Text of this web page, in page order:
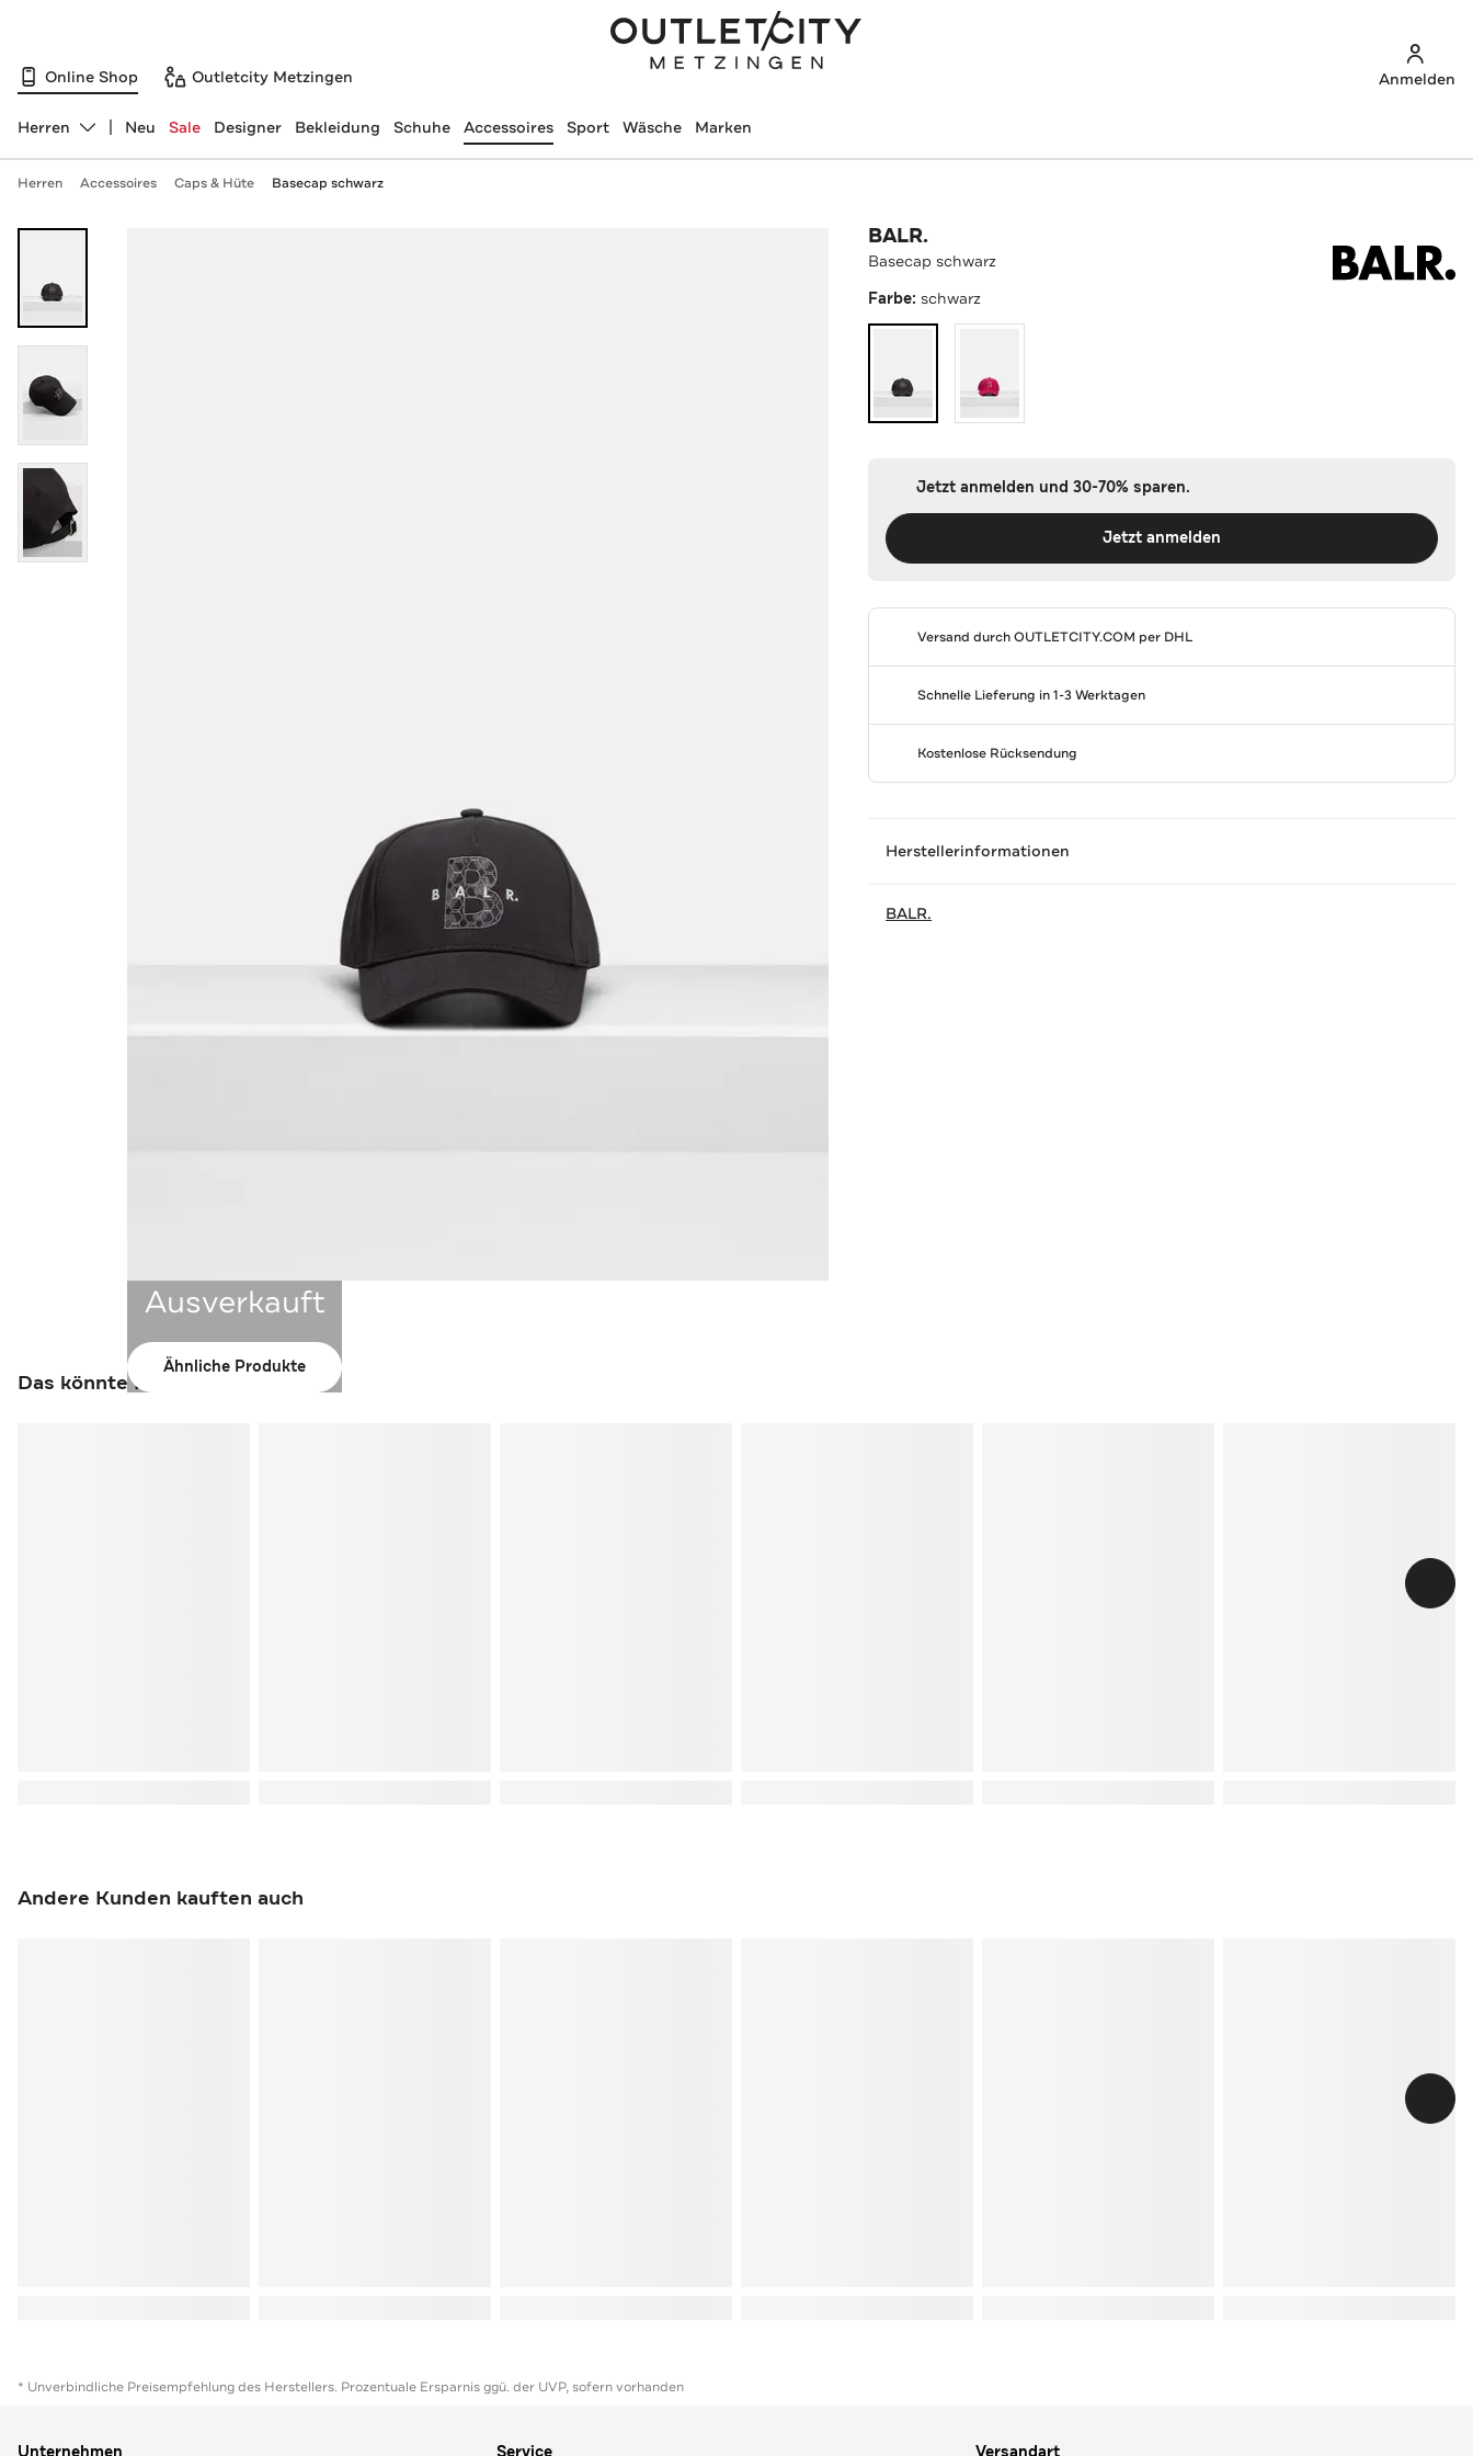
Online Shop Outletcity Metzingen Anmelden
Abteilung ändern, ausgewählt:
Herren Neu Sale Designer Bekleidung Schuhe Accessoires Sport Wäsche Marken
Herren Accessoires Caps & Hüte Basecap schwarz
Ausverkauft
Ähnliche Produkte
BALR.
Basecap schwarz
Farbe: schwarz
Jetzt anmelden und 30-70% sparen.
Jetzt anmelden
Versand durchOUTLETCITY.COM per DHL
Schnelle Lieferung in 1-3 Werktagen
Kostenlose Rücksendung
Herstellerinformationen
BALR.
Das könnte Ihnen auch gefallen
Andere Kunden kauften auch
* Unverbindliche Preisempfehlung des Herstellers. Prozentuale Ersparnis ggü. der UVP, sofern vorhanden